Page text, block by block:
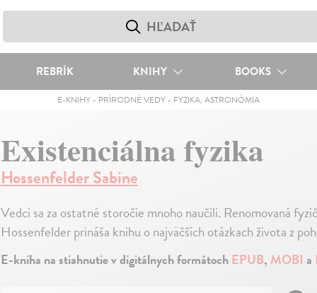
REBRÍK KNIHY BOOKS
E-KNIHY- PRÍRODNÉ VEDY- FYZIKA, ASTRONÓMIA
Existenciálna fyzika
Hossenfelder Sabine
Vedci sa za ostatné storočie mnoho naučili. Renomovaná
Hossenfelder prináša knihu o najväčších otázkach života z
E-kniha na stiahnutie v digitálnych formátochEPUB, MOBI a